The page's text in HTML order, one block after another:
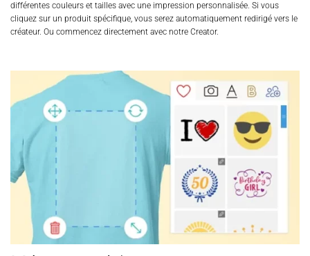
différentes couleurs et tailles avec une impression personnalisée. Si vous
cliquez sur un produit spécifique, vous serez automatiquement redirigé vers le
créateur. Ou commencez directement avec notre Creator.